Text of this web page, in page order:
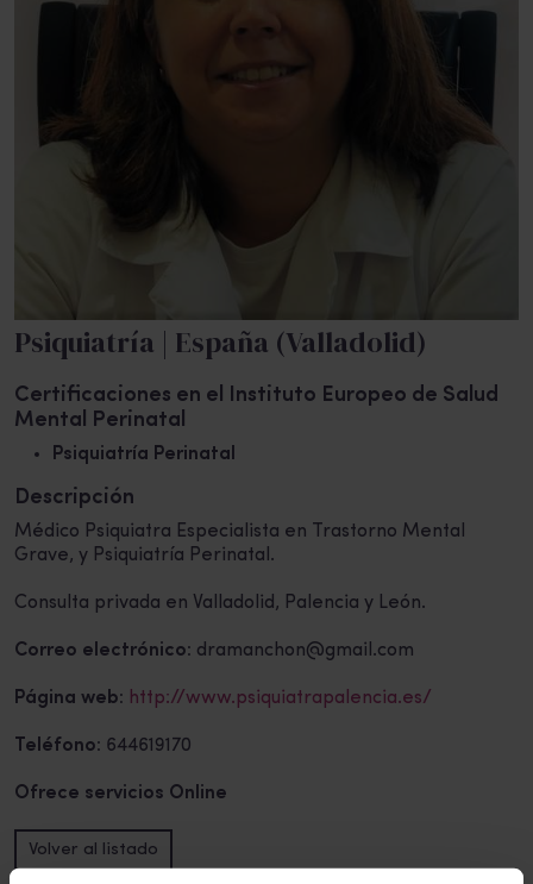
Psiquiatría | España (Valladolid)
Certificaciones en el Instituto Europeo de Salud
Mental Perinatal
Psiquiatría Perinatal
Descripción
Médico Psiquiatra Especialista en Trastorno Mental
Grave, y Psiquiatría Perinatal.
Consulta privada en Valladolid, Palencia y León.
Correo electrónico: dramanchon@gmail.com
Página web: http://www.psiquiatrapalencia.es/
Teléfono: 644619170
Ofrece servicios Online
Volver al listado